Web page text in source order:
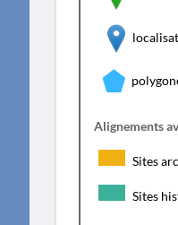
Alignements
Sites
Sites